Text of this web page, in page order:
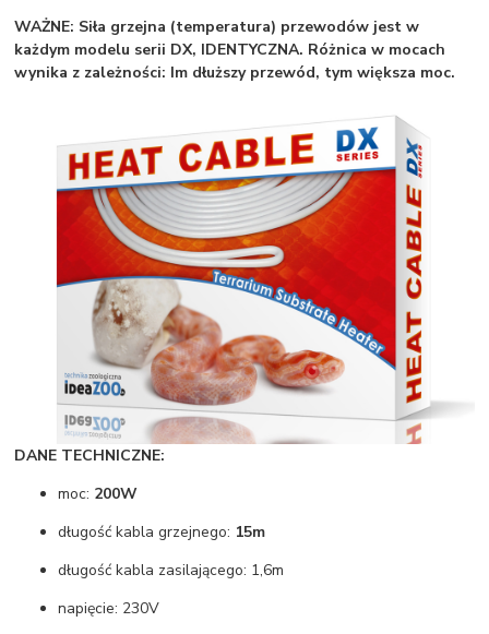
WAŻNE: Siła grzejna (temperatura) przewodów jest w
każdym modelu serii DX, IDENTYCZNA. Różnica w mocach
wynika z zależności: Im dłuższy przewód, tym większa moc.
DANE TECHNICZNE:
moc: 200W
długość kabla grzejnego: 15m
długość kabla zasilającego: 1,6m
napięcie: 230V